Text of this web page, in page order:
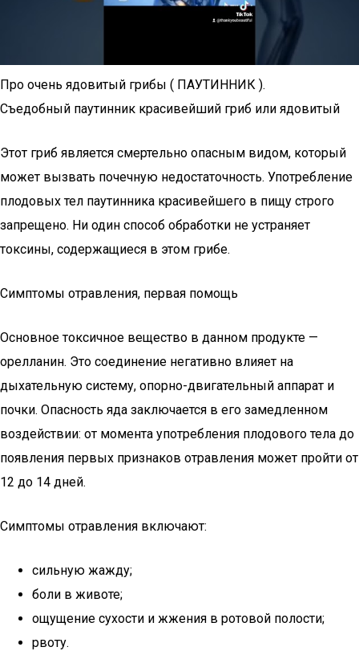
Про очень ядовитый грибы ( ПАУТИННИК ).
Съедобный паутинник красивейший гриб или ядовитый
Этот гриб является смертельно опасным видом, который
может вызвать почечную недостаточность. Употребление
плодовых тел паутинника красивейшего в пищу строго
запрещено. Ни один способ обработки не устраняет
токсины, содержащиеся в этом грибе.
Симптомы отравления, первая помощь
Основное токсичное вещество в данном продукте —
орелланин. Это соединение негативно влияет на
дыхательную систему, опорно-двигательный аппарат и
почки. Опасность яда заключается в его замедленном
воздействии: от момента употребления плодового тела до
появления первых признаков отравления может пройти от
12 до 14 дней.
Симптомы отравления включают:
сильную жажду;
боли в животе;
ощущение сухости и жжения в ротовой полости;
рвоту.